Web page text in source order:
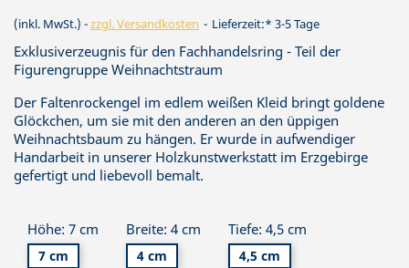
(inkl. MwSt.) zzgl. Versandkosten Lieferzeit:* 3-5 Tage
Exklusiverzeugnis für den Fachhandelsring - Teil der
Figurengruppe Weihnachtstraum
Der Faltenrockengel im edlem weißen Kleid bringt goldene
Glöckchen, um sie mit den anderen an den üppigen
Weihnachtsbaum zu hängen. Er wurde in aufwendiger
Handarbeit in unserer Holzkunstwerkstatt im Erzgebirge
gefertigt und liebevoll bemalt.
Höhe: 7 cm
7 cm
Breite: 4 cm
4 cm
Tiefe: 4,5 cm
4,5 cm